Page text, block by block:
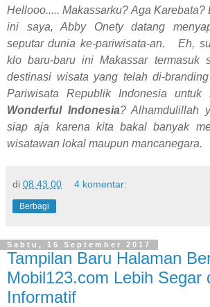
Hellooo..... Makassarku? Aga
ini saya, Abby Onety datang
seputar dunia ke-pariwisata-an. Eh,
klo baru-baru ini Makassar termasuk
destinasi wisata yang telah di-
Pariwisata Republik Indonesia untuk
Wonderful Indonesia? Alhamdulillah
siap aja karena kita bakal banyak
wisatawan lokal maupun mancanegara.
di 08.43.00 4 komentar:
Berbagi
Sabtu, 16 September 2017
Tampilan Baru Halaman
Mobil123.com Lebih Segar
Informatif